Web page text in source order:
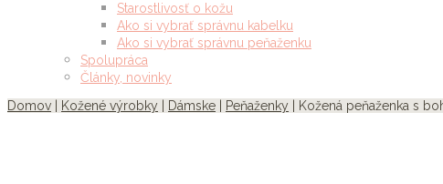
Starostlivosť o kožu
Ako si vybrať správnu kabelku
Ako si vybrať správnu peňaženku
Spolupráca
Články, novinky
Domov
Kožené výrobky Dámske Peňaženky | Kožená peňaženka s